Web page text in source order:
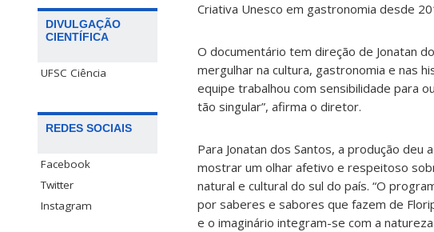
DIVULGAÇÃO
CIENTÍFICA
UFSC Ciência
REDES SOCIAIS
Facebook
Twitter
Instagram
Criativa Unesco em gastronomia desde
O documentário tem direção de Jonatan
mergulhar na cultura, gastronomia e nas
equipe trabalhou com sensibilidade para
tão singular”, afirma o diretor.
Para Jonatan dos Santos, a produção deu
mostrar um olhar afetivo e respeitoso
natural e cultural do sul do país. “O
por saberes e sabores que fazem de
e o imaginário integram-se com a